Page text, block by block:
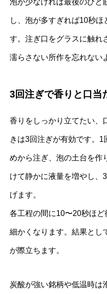
泡が少なければ最後のひと
し、泡が多すぎれば10秒ほ
す。注ぎ口をグラスに触れ
濡らさない所作を忘れない
3回注ぎで香りと口当
香りをしっかり立てたい、
きは3回注ぎが有効です。
めから注ぎ、泡の土台を作
けて静かに液量を増やし、
げます。
各工程の間に10〜20秒ほ
細かくなります。結果とし
が際立ちます。
炭酸が強い銘柄や低温時は